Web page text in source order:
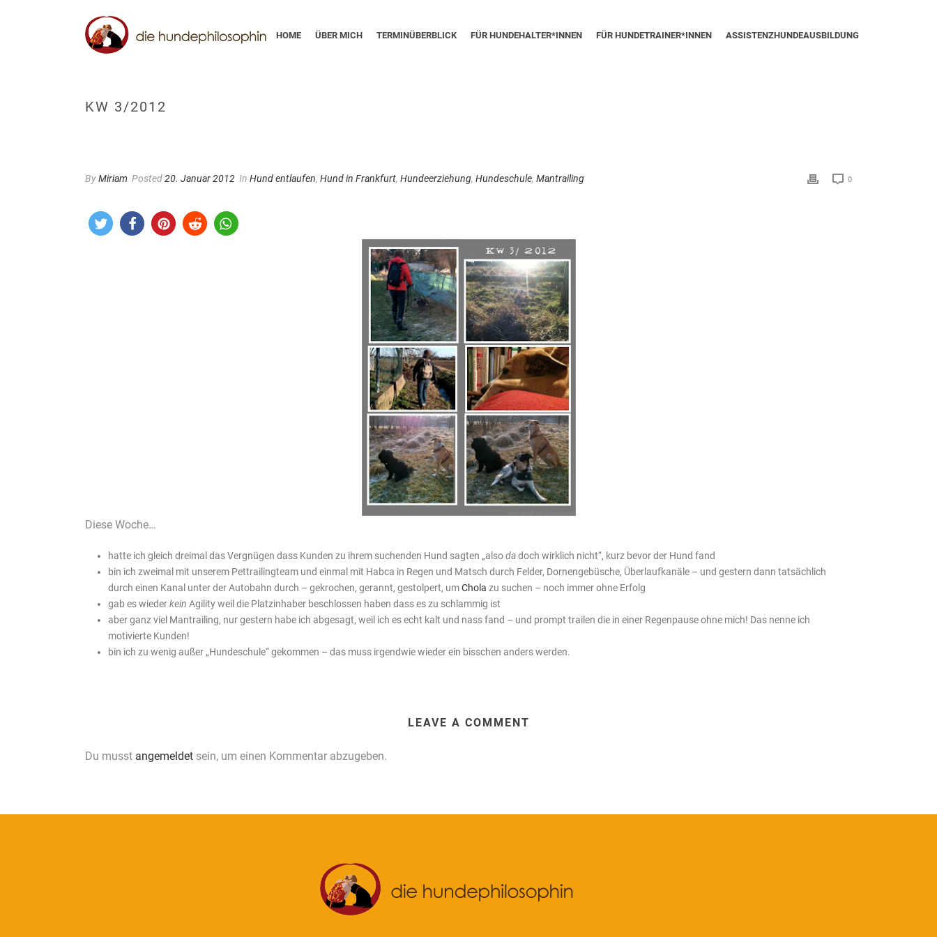
HOME ÜBER MICH TERMINÜBERBLICK FÜR HUNDEHALTER*INNEN FÜR HUNDETRAINER*INNEN ASSISTENZHUNDEAUSBILDUNG
KW 3/2012
ByMiriam Posted20. Januar 2012 In Hund entlaufen, Hund in Frankfurt, Hundeerziehung, Hundeschule, Mantrailing 0
Diese Woche…
hatte ich gleich dreimal das Vergnügen dass Kunden zu ihrem suchenden Hund sagten „alsodadoch wirklich nicht“, kurz bevor der Hund fand
bin ich zweimal mit unserem Pettrailingteam und einmal mit Habca in Regen und Matsch durch Felder, Dornengebüsche, Überlaufkanäle – und gestern dann tatsächlich
durch einen Kanal unter der Autobahn durch – gekrochen, gerannt, gestolpert, umChola zu suchen – noch immer ohne Erfolg
gab es wiederkein Agility weil die Platzinhaber beschlossen haben dass es zu schlammig ist
aber ganz viel Mantrailing, nur gestern habe ich abgesagt, weil ich es echt kalt und nass fand – und prompt trailen die in einer Regenpause ohne mich! Das nenne ich
motivierte Kunden!
bin ich zu wenig außer „Hundeschule“ gekommen – das muss irgendwie wieder ein bisschen anders werden.
LEAVE A COMMENT
Du musst angemeldet sein, um einen Kommentar abzugeben.